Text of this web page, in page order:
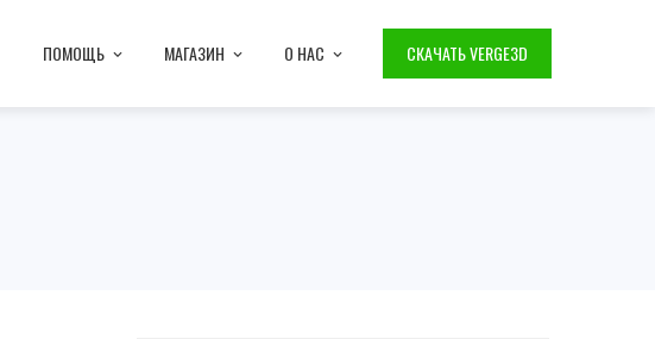
ПОМОЩЬ МАГАЗИН О НАС СКАЧАТЬ VERGE3D